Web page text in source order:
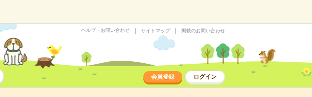
ヘルプ・お問い合わせ サイトマップ 掲載のお問い合わせ
会員登録 ログイン